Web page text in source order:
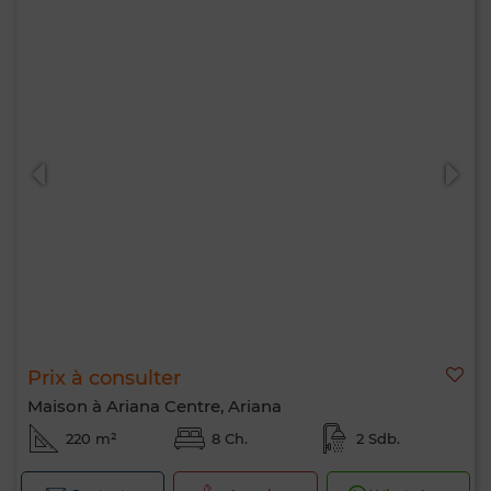
Prix à consulter
Maison à Ariana Centre, Ariana
220 m² 8 Ch. 2 Sdb.